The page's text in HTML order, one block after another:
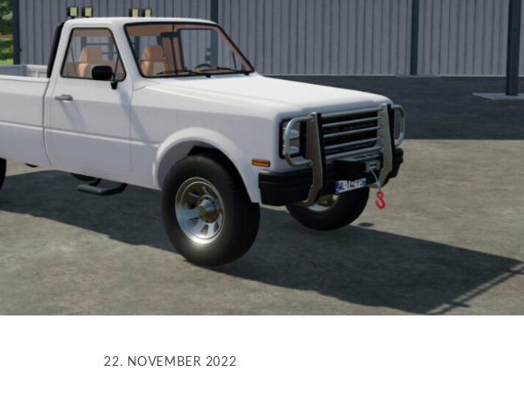
22. NOVEMBER 2022